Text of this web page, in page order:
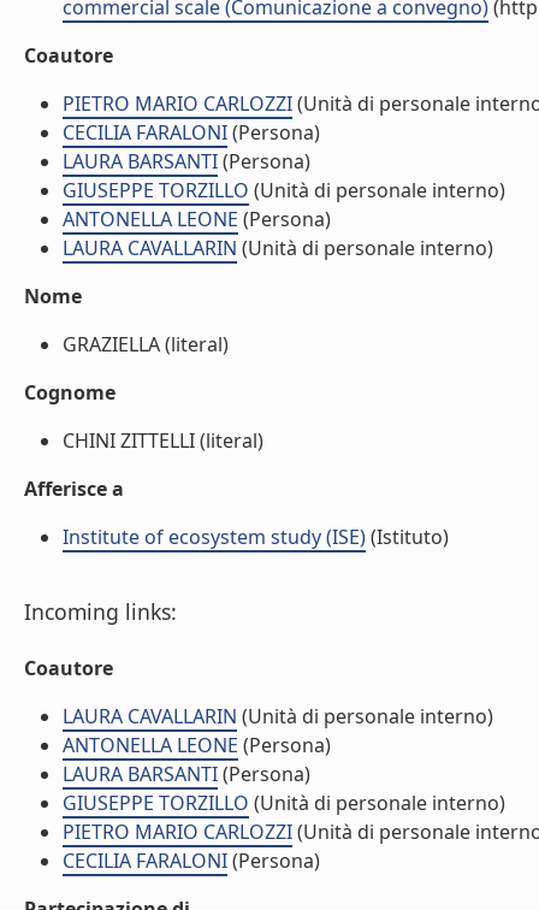
commercial scale (Comunicazione a convegno)
Coautore
PIETRO MARIO CARLOZZI(Unità di personale
CECILIA FARALONI(Persona)
LAURA BARSANTI(Persona)
GIUSEPPE TORZILLO (Unità di personale interno)
ANTONELLA LEONE (Persona)
LAURA CAVALLARIN (Unità di personale interno)
Nome
GRAZIELLA (literal)
Cognome
CHINI ZITTELLI (literal)
Afferisce a
Institute of ecosystem study (ISE)(Istituto)
Incoming links:
Coautore
LAURA CAVALLARIN (Unità di personale interno)
ANTONELLA LEONE (Persona)
LAURA BARSANTI(Persona)
GIUSEPPE TORZILLO (Unità di personale interno)
PIETRO MARIO CARLOZZI(Unità di personale
CECILIA FARALONI(Persona)